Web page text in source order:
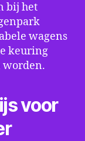
bij het
wagens
keuring
worden.
voor